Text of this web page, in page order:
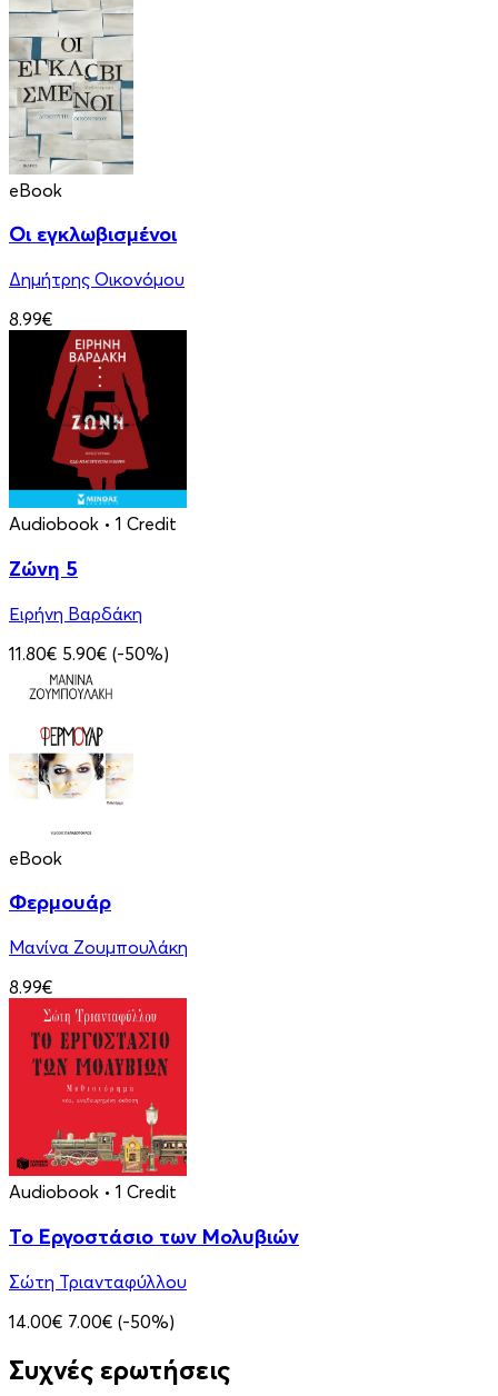
eBook
Οι εγκλωβισμένοι
Δημήτρης Οικονόμου
8.99€
Audiobook • 1 Credit
Ζώνη 5
Ειρήνη Βαρδάκη
11.80€ 5.90€ (-50%)
eBook
Φερμουάρ
Μανίνα Ζουμπουλάκη
8.99€
Audiobook • 1 Credit
Το Εργοστάσιο των Μολυβιών
Σώτη Τριανταφύλλου
14.00€ 7.00€ (-50%)
Συχνές ερωτήσεις